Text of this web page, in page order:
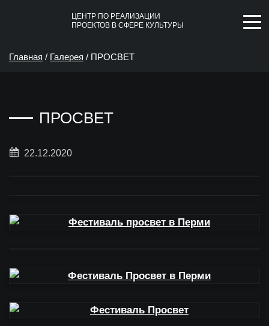
ЦЕНТР ПО РЕАЛИЗАЦИИ
ПРОЕКТОВ В СФЕРЕ КУЛЬТУРЫ
Главная / Галерея / ПРОСВЕТ
ПРОСВЕТ
22.12.2020